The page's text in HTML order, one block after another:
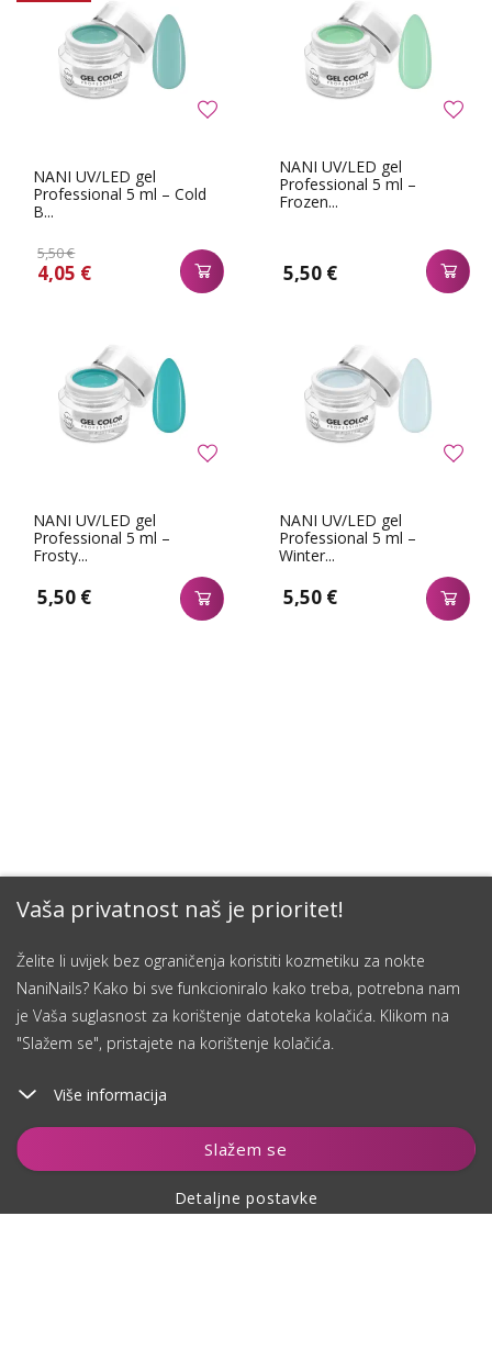
Vaša privatnost naš je prioritet!
Želite li uvijek bez ograničenja koristiti kozmetiku za nokte
NaniNails? Kako bi sve funkcioniralo kako treba, potrebna nam
je Vaša suglasnost za korištenje datoteka kolačića. Klikom na
"Slažem se", pristajete na korištenje kolačića.
Više informacija
Slažem se
Detaljne postavke
NANI UV/LED gel
Professional 5 ml – Cold
B...
5,50 €
4,05 €
NANI UV/LED gel
Professional 5 ml –
Frozen...
5,50 €
NANI UV/LED gel
Professional 5 ml –
Frosty...
5,50 €
NANI UV/LED gel
Professional 5 ml –
Winter...
5,50 €